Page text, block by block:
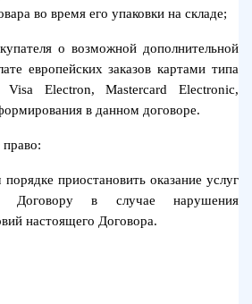
во время его упаковки на складе;
о возможной дополнительной
европейских заказов картами типа
Visa Electron, Mastercard Electronic,
в данном договоре.
приостановить оказание услуг
Договору в случае нарушения
настоящего Договора.